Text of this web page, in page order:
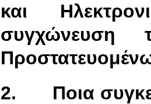
και
συγχώνευση
2. Ποια